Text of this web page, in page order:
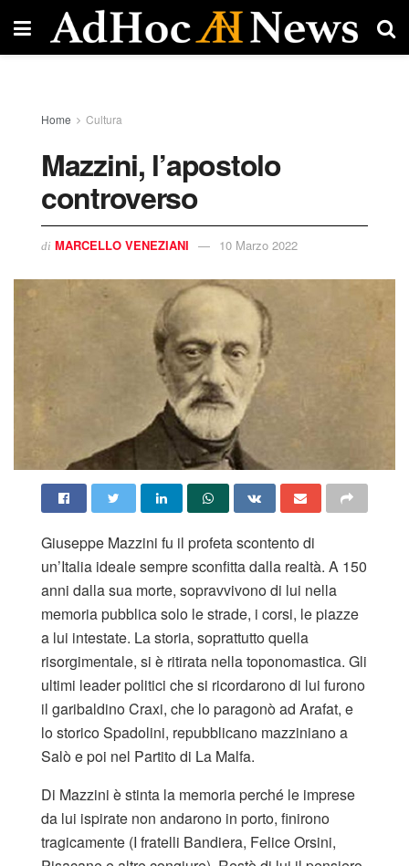
Home Cultura
Mazzini, l’apostolo
controverso
di MARCELLO VENEZIANI 10 Marzo 2022
Giuseppe Mazzini fu il profeta scontento di
un’Italia ideale sempre sconfitta dalla realtà. A 150
anni dalla sua morte, sopravvivono di lui nella
memoria pubblica solo le strade, i corsi, le piazze
a lui intestate. La storia, soprattutto quella
risorgimentale, si è ritirata nella toponomastica. Gli
ultimi leader politici che si ricordarono di lui furono
il garibaldino Craxi, che lo paragonò ad Arafat, e
lo storico Spadolini, repubblicano mazziniano a
Salò e poi nel Partito di La Malfa.
Di Mazzini è stinta la memoria perché le imprese
da lui ispirate non andarono in porto, finirono
tragicamente (I fratelli Bandiera, Felice Orsini,